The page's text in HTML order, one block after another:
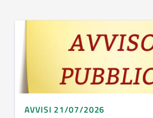
AVVISI 21/07/2026